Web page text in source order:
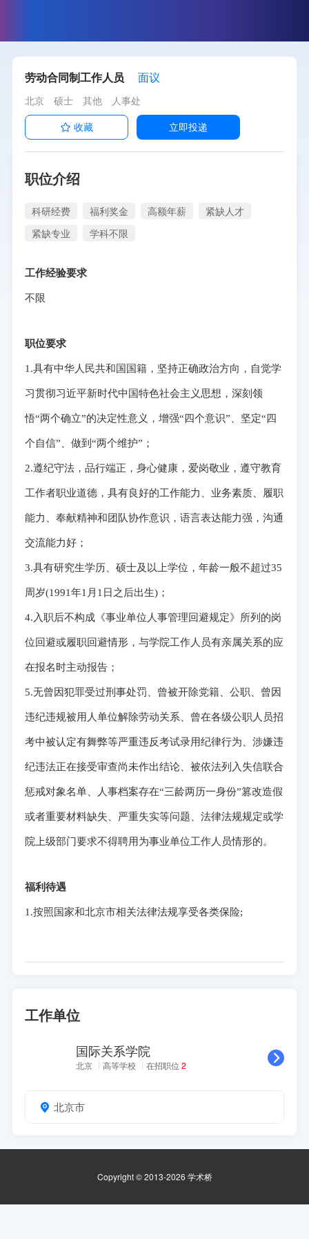
劳动合同制工作人员 面议
北京 硕士 其他
人事处
收藏
立即投递
职位介绍
科研经费 福利奖金 高额年薪
紧缺人才
紧缺专业
学科不限
工作经验要求
不限
职位要求
1.具有中华人民共和国国籍，坚持正确政治方向，自觉学
习贯彻习近平新时代中国特色社会主义思想，深刻领
悟“两个确立”的决定性意义，增强“四个意识”、坚定“四
个自信”、做到“两个维护”；
2.遵纪守法，品行端正，身心健康，爱岗敬业，遵守教育
工作者职业道德，具有良好的工作能力、业务素质、履职
能力、奉献精神和团队协作意识，语言表达能力强，沟通
交流能力好；
3.具有研究生学历、硕士及以上学位，年龄一般不超过35
周岁(1991年1月1日之后出生)；
4.入职后不构成《事业单位人事管理回避规定》所列的岗
位回避或履职回避情形，与学院工作人员有亲属关系的应
在报名时主动报告；
5.无曾因犯罪受过刑事处罚、曾被开除党籍、公职、曾因
违纪违规被用人单位解除劳动关系、曾在各级公职人员招
考中被认定有舞弊等严重违反考试录用纪律行为、涉嫌违
纪违法正在接受审查尚未作出结论、被依法列入失信联合
惩戒对象名单、人事档案存在“三龄两历一身份”篡改造假
或者重要材料缺失、严重失实等问题、法律法规规定或学
院上级部门要求不得聘用为事业单位工作人员情形的。
福利待遇
1.按照国家和北京市相关法律法规享受各类保险;
职位来源：https://www.uir.edu.cn/info/1301/27491.htm
工作单位
国际关系学院
北京 高等学校 在招职位 2
北京市
Copyright © 2013-2026 学术桥